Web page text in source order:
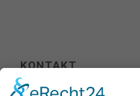
KONTAKT
Tel. +49 (0) 711 400 502-00